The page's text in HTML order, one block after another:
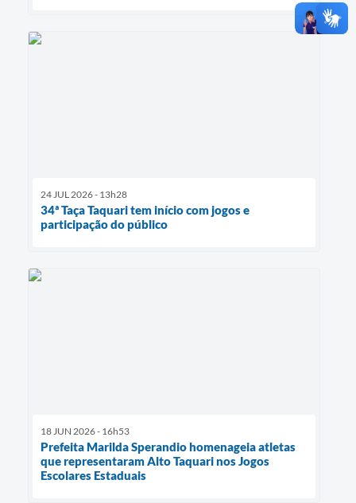
24 JUL 2026 - 13h28
34ª Taça Taquari tem início com jogos e
participação do público
18 JUN 2026 - 16h53
Prefeita Marilda Sperandio homenageia atletas
que representaram Alto Taquari nos Jogos
Escolares Estaduais